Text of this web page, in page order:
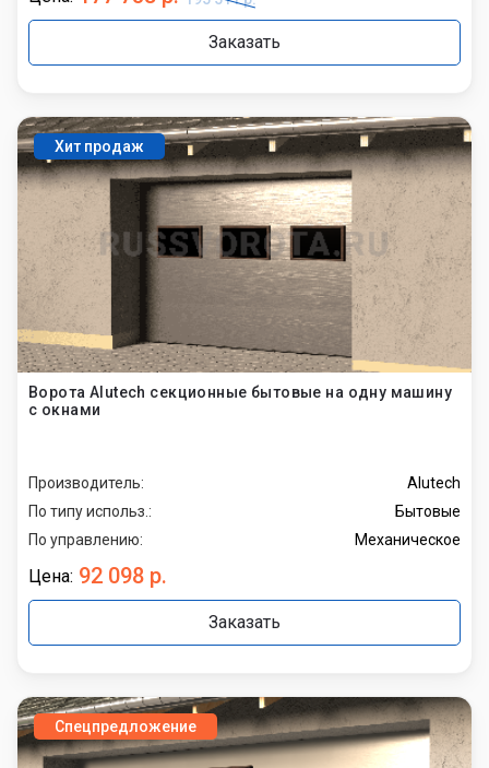
Заказать
Хит продаж
Ворота Alutech секционные бытовые на одну машину
с окнами
Производитель:
Alutech
По типу использ.:
Бытовые
По управлению:
Механическое
Цена: 92 098 р.
Заказать
Спецпредложение